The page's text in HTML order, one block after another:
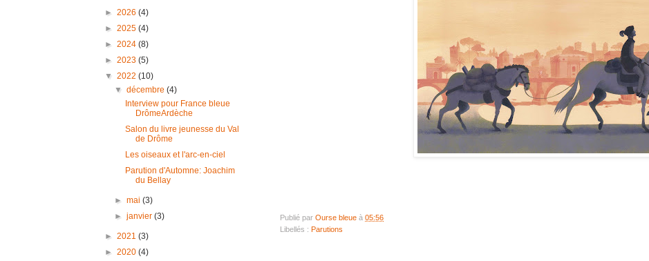
Publié par Ourse bleue à 05:56
Libellés : Parutions
► 2026 (4)
► 2025 (4)
► 2024 (8)
► 2023 (5)
▼ 2022 (10)
▼décembre(4)
Interview pour France bleue
DrômeArdèche
Salon du livre jeunesse du Val
de Drôme
Les oiseaux et l'arc-en-ciel
Parution d'Automne: Joachim
du Bellay
►mai(3)
►janvier(3)
► 2021 (3)
► 2020 (4)